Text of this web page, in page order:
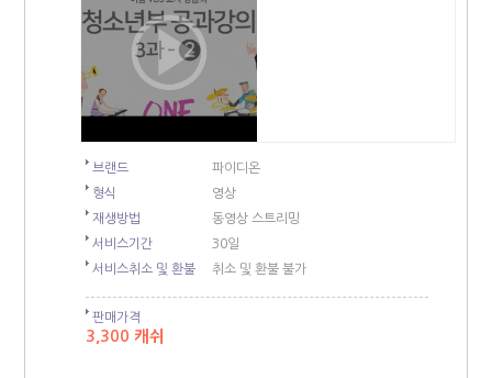
브랜드
파이디온
형식
영상
재생방법
동영상 스트리밍
서비스기간
30일
서비스취소 및 환불
취소 및 환불 불가
판매가격
3,300 캐쉬